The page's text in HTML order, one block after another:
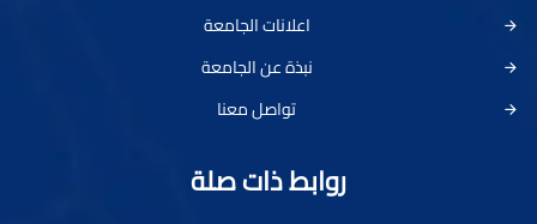
اعلانات الجامعة
نبذة عن الجامعة
تواصل معنا
روابط ذات صلة